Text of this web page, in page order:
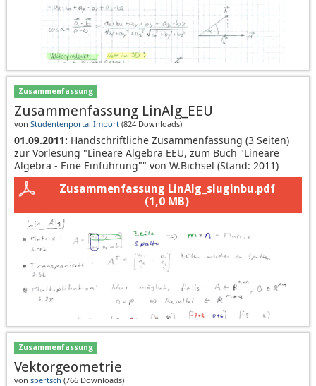
Zusammenfassung
Zusammenfassung LinAlg_EEU
von Studentenportal Import (824 Downloads)
01.09.2011: Handschriftliche Zusammenfassung (3 Seiten)
zur Vorlesung "Lineare Algebra EEU, zum Buch "Lineare
Algebra - Eine Einführung"" von W.Bichsel (Stand: 2011)
Zusammenfassung LinAlg_sluginbu.pdf
(1,0 MB)
Zusammenfassung
Vektorgeometrie
von sbertsch (766 Downloads)